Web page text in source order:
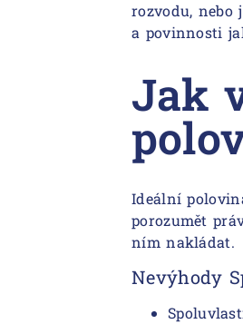
rozvodu,
a povinnosti
Jak
Ideální
porozumět
ním nakládat.
Nevýhody